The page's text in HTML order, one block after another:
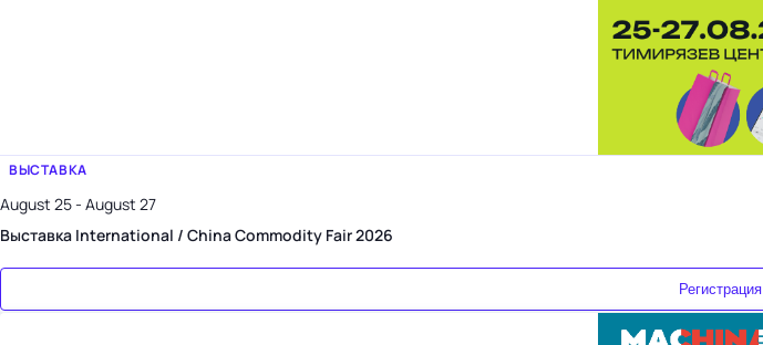
ВЫСТАВКА
August 25 - August 27
Выставка International / China Commodity Fair 2026
Регистрация